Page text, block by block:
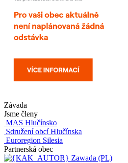
Závada
Jsme členy
MAS Hlučínsko
Sdružení obcí Hlučínska
Euroregion Silesia
Partnerská obec
Zawada (PL)